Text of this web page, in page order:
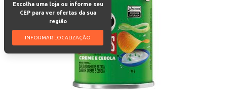
Escolha uma loja ou informe seu
CEP para ver ofertas da sua
região
INFORMAR LOCALIZAÇÃO